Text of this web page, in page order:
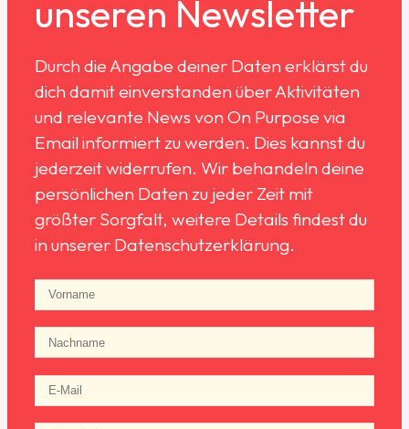
unseren Newsletter
Durch die Angabe deiner Daten erklärst du
dich damit einverstanden über Aktivitäten
und relevante News von On Purpose via
Email informiert zu werden. Dies kannst du
jederzeit widerrufen. Wir behandeln deine
persönlichen Daten zu jeder Zeit mit
größter Sorgfalt, weitere Details findest du
in unserer Datenschutzerklärung.